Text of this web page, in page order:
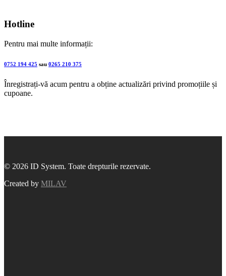
Hotline
Pentru mai multe informații:
0752 194 425 sau 0265 210 375
Înregistrați-vă acum pentru a obține actualizări privind promoțiile și
cupoane.
© 2026 ID System. Toate drepturile rezervate.
Created by MILAV